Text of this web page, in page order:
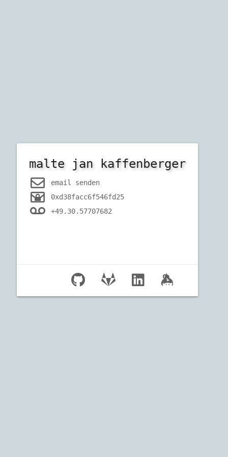
malte jan kaffenberger
email senden
0xd38facc6f546fd25
+49.30.57707682